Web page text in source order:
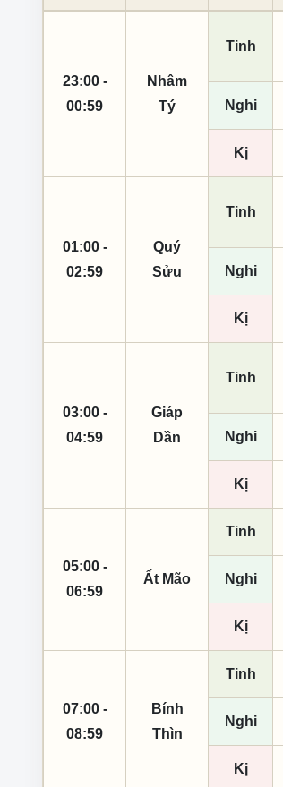
23:00 -
00:59
Nhâm
Tý
Tinh
Nghi
Kị
01:00 -
02:59
Quý
Sửu
Tinh
Nghi
Kị
03:00 -
04:59
Giáp
Dần
Tinh
Nghi
Kị
05:00 -
06:59
Ất Mão
Tinh
Nghi
Kị
07:00 -
08:59
Bính
Thìn
Tinh
Nghi
Kị